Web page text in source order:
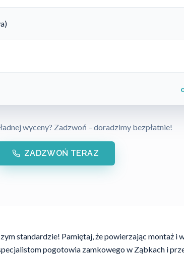
wyceny? Zadzwoń – doradzimy bezpłatnie!
ZADZWOŃ TERAZ
standardzie! Pamiętaj, że powierzając montaż i
pogotowia zamkowego w Ząbkach i